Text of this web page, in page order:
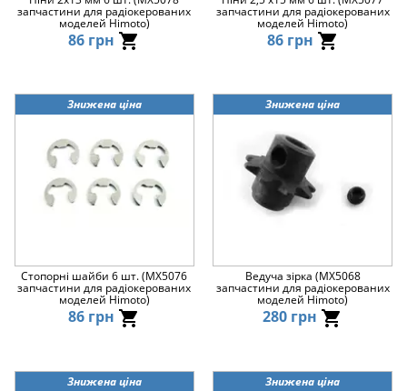
запчастини для радіокерованих
моделей Himoto)
86 грн
запчастини для радіокерованих
моделей Himoto)
86 грн
Знижена ціна
Стопорні шайби 6 шт. (MX5076
запчастини для радіокерованих
моделей Himoto)
86 грн
Знижена ціна
Ведуча зірка (MX5068
запчастини для радіокерованих
моделей Himoto)
280 грн
Знижена ціна Знижена ціна